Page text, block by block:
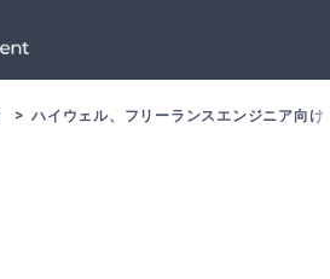
ハイウェル、フリーランスエンジニア向